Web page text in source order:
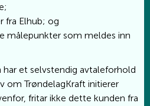
fra Elhub; og
målepunkter som meldes inn
har et selvstendig avtaleforhold
om TrøndelagKraft initierer
fritar ikke dette kunden fra